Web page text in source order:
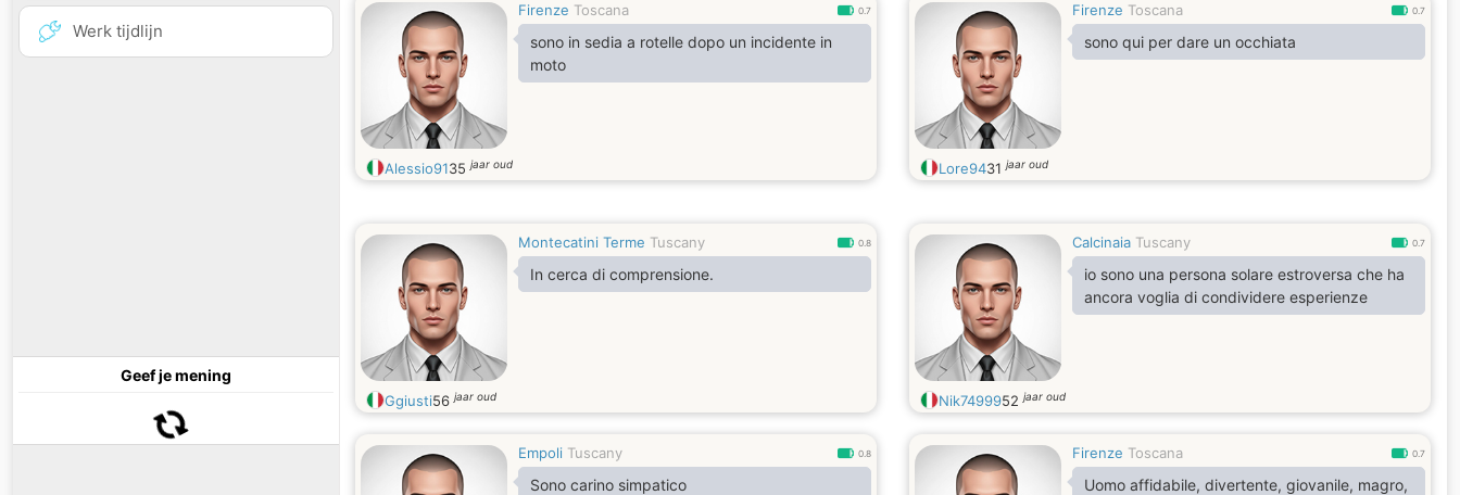
Werk tijdlijn
Geef je mening
Firenze Toscana 0.7
sono in sedia a rotelle dopo un incidente in
moto
Alessio9135jaar oud
Firenze Toscana 0.7
sono qui per dare un occhiata
Lore9431jaar oud
Montecatini Terme Tuscany 0.8
In cerca di comprensione.
Ggiusti56jaar oud
Calcinaia Tuscany 0.7
io sono una persona solare estroversa che ha
ancora voglia di condividere esperienze
Nik7499952jaar oud
Empoli Tuscany 0.8
Sono carino simpatico
Firenze Toscana 0.7
Uomo affidabile, divertente, giovanile, magro,